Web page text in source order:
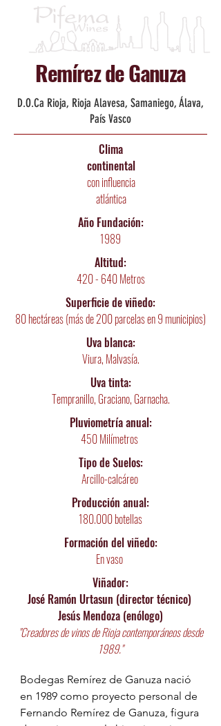
Remírez de Ganuza
D.O.Ca Rioja, Rioja Alavesa, Samaniego, Álava,
País Vasco
Clima
continental
con influencia
atlántica
Año Fundación:
1989
Altitud:
420 - 640 Metros
Superficie de viñedo:
80 hectáreas (más de 200 parcelas en 9 municipios)
Uva blanca:
Viura, Malvasía.
Uva tinta:
Tempranillo, Graciano, Garnacha.
Pluviometríaanual:
450 Milímetros
Tipo de Suelos:
Arcillo-calcáreo
Producción anual:
180.000 botellas
Formación del viñedo:
En vaso
Viñador:
José Ramón Urtasun (director técnico)
Jesús Mendoza (enólogo)
"Creadores de vinos de Rioja contemporáneos desde
1989."
Bodegas Remírez de Ganuza nació
en 1989 como proyecto personal de
Fernando Remírez de Ganuza, figura